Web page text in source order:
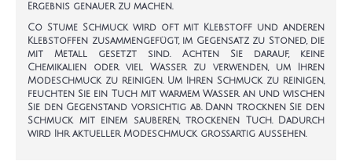
Ergebnis genauer zu machen.
Co Stume Schmuck wird oft mit Klebstoff und anderen
Klebstoffen zusammengefügt, im Gegensatz zu Stoned, die
mit Metall gesetzt sind. Achten Sie darauf, keine
Chemikalien oder viel Wasser zu verwenden, um Ihren
Modeschmuck zu reinigen. Um Ihren Schmuck zu reinigen,
feuchten Sie ein Tuch mit warmem Wasser an und wischen
Sie den Gegenstand vorsichtig ab. Dann trocknen Sie den
Schmuck mit einem sauberen, trockenen Tuch. Dadurch
wird Ihr aktueller Modeschmuck großartig aussehen.